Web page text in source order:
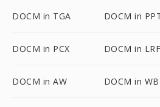
DOCM in TGA DOCM in
DOCM in PCX DOCM in LRF
DOCM in AW DOCM in